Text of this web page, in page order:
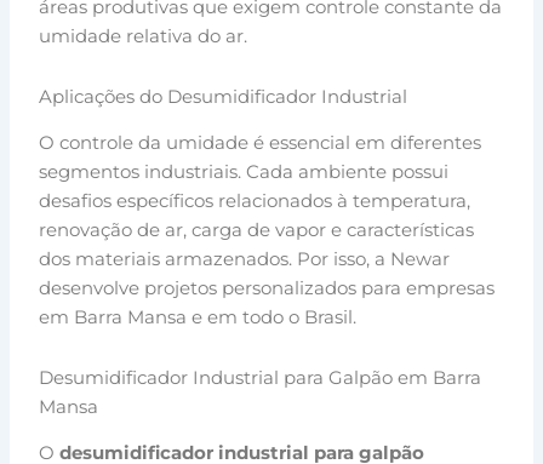
áreas produtivas que exigem controle constante da
umidade relativa do ar.
Aplicações do Desumidificador Industrial
O controle da umidade é essencial em diferentes
segmentos industriais. Cada ambiente possui
desafios específicos relacionados à temperatura,
renovação de ar, carga de vapor e características
dos materiais armazenados. Por isso, a Newar
desenvolve projetos personalizados para empresas
em Barra Mansa e em todo o Brasil.
Desumidificador Industrial para Galpão em Barra
Mansa
Odesumidificador industrial para galpão